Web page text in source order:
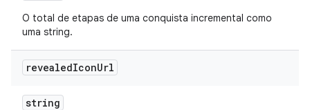
O total de etapas de uma conquista incremental como
uma string.
revealedIconUrl
string